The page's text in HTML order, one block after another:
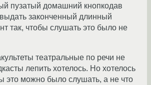
пузатый домашний кнопкодав
законченный длинный
так, чтобы слушать это было не
театральные по речи не
лепить хотелось. Но хотелось
это можно было слушать, а не что